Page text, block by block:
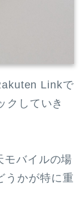
Linkで
クしていき
モバイルの場
うかが特に重